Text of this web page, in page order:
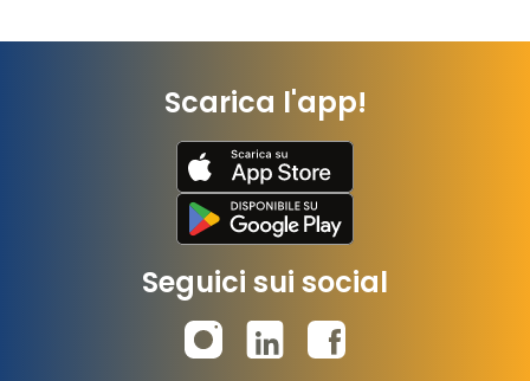
Scarica l'app!
Seguici sui social